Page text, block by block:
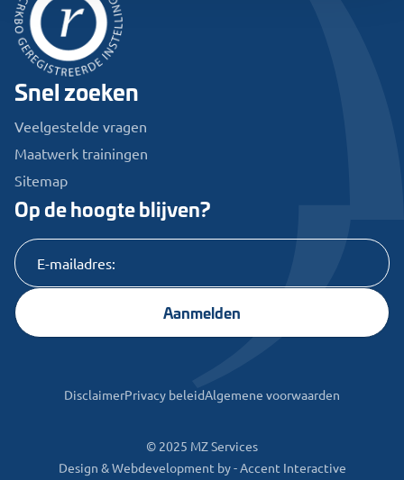
Snel zoeken
Veelgestelde vragen
Maatwerk trainingen
Sitemap
Op de hoogte blijven?
Aanmelden
© 2025 MZ Services
Design & Webdevelopment by -Accent Interactive
DisclaimerPrivacy beleidAlgemene voorwaarden